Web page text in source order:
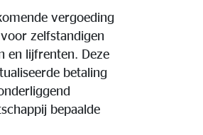
vergoeding
zelfstandigen
en lijfrenten. Deze
betaling
bepaalde